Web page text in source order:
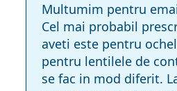
Multumim pentru
Cel mai probabil
aveti este pentru
pentru lentilele de
se fac in mod diferit.